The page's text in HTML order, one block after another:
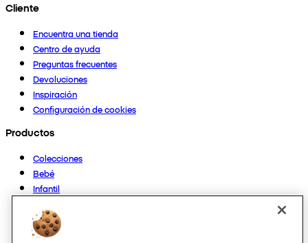
Cliente
Encuentra una tienda
Centro de ayuda
Preguntas frecuentes
Devoluciones
Inspiración
Configuración de cookies
Productos
Colecciones
Bebé
Infantil
Mujer
Hombre